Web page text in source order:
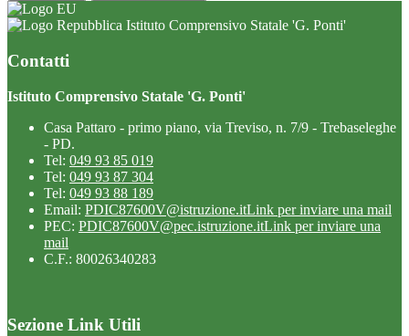
Istituto Comprensivo Statale 'G. Ponti'
Contatti
Istituto Comprensivo Statale 'G. Ponti'
Casa Pattaro - primo piano, via Treviso, n. 7/9 - Trebaseleghe
- PD.
Tel: 049 93 85 019
Tel: 049 93 87 304
Tel: 049 93 88 189
Email: PDIC87600V@istruzione.itLink per inviare una mail
PEC: PDIC87600V@pec.istruzione.itLink per inviare una
mail
C.F.: 80026340283
Sezione Link Utili